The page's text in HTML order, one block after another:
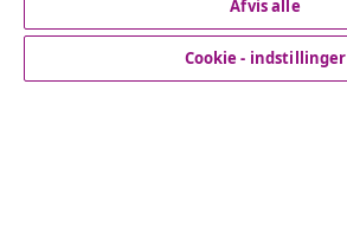
Kundeservice
Afvis alle
Cookie - indstillinger